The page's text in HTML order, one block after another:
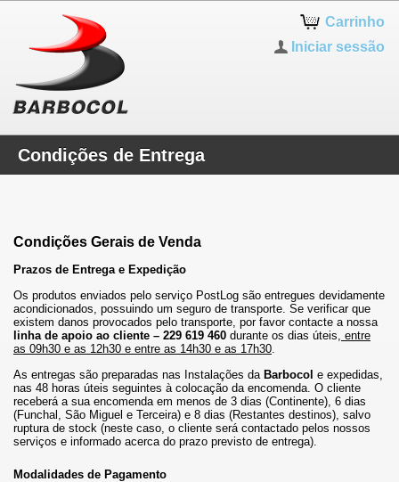
Carrinho
Iniciar sessão
Condições de Entrega
Condições Gerais de Venda
Prazos de Entrega e Expedição
Os produtos enviados pelo serviço PostLog são entregues devidamente
acondicionados, possuindo um seguro de transporte. Se verificar que
existem danos provocados pelo transporte, por favor contacte a nossa
linha de apoio ao cliente – 229 619 460 durante os dias úteis, entre
as 09h30 e as 12h30 e entre as 14h30 e as 17h30.
As entregas são preparadas nas Instalações da Barbocol e expedidas,
nas 48 horas úteis seguintes à colocação da encomenda. O cliente
receberá a sua encomenda em menos de 3 dias (Continente), 6 dias
(Funchal, São Miguel e Terceira) e 8 dias (Restantes destinos), salvo
ruptura de stock (neste caso, o cliente será contactado pelos nossos
serviços e informado acerca do prazo previsto de entrega).
Modalidades de Pagamento